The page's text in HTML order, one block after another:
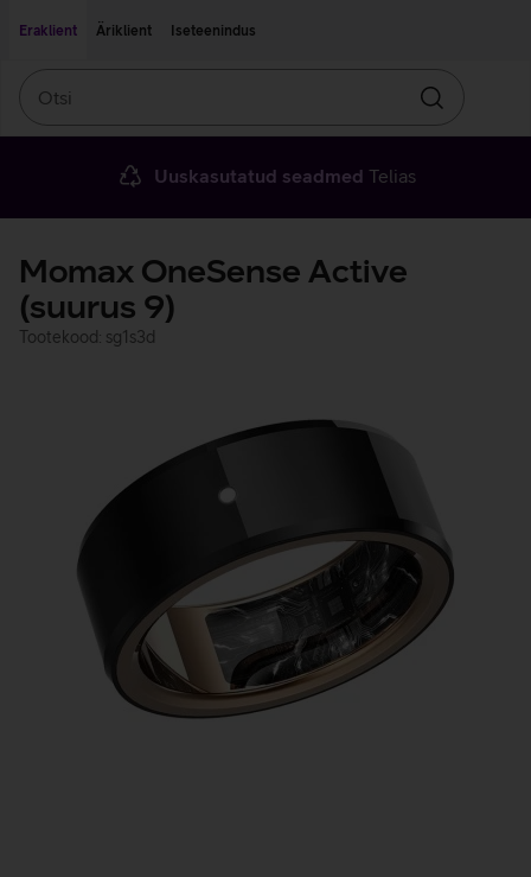
Eraklient
Äriklient Iseteenindus
Otsin
Uuskasutatud seadmed Telias
Momax OneSense Active
(suurus 9)
Tootekood: sg1s3d